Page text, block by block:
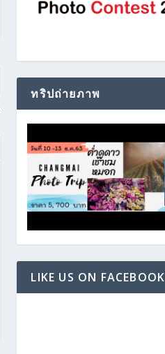
ทริปถ่ายภาพ
LIKE US ON FACEBOOK